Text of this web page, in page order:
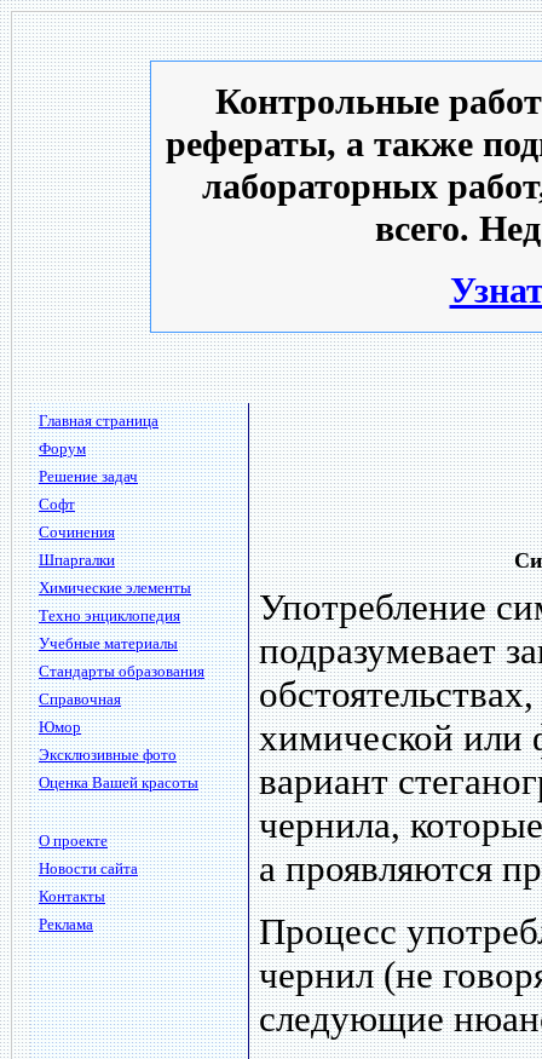
Контрольные
рефераты, а также
лабораторных
всего.
Главная страница
Форум
Решение задач
Софт
Сочинения
Шпаргалки
Химические элементы
Техно энциклопедия
Учебные материалы
Стандарты образования
Справочная
Юмор
Эксклюзивные фото
Оценка Вашей красоты
О проекте
Новости сайта
Контакты
Реклама
Употребление
подразумевает
химической или
вариант
чернила,
а проявляются
Процесс
чернил (не
следующие